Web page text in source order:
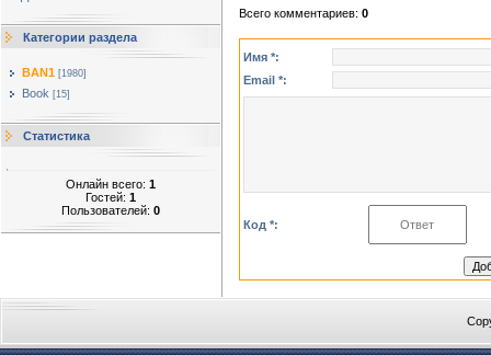
Категории раздела
BAN1 [1980]
Book [15]
Статистика
Онлайн всего: 1
Гостей: 1
Пользователей: 0
Всего комментариев: 0
Имя *:
Email *:
Код *: